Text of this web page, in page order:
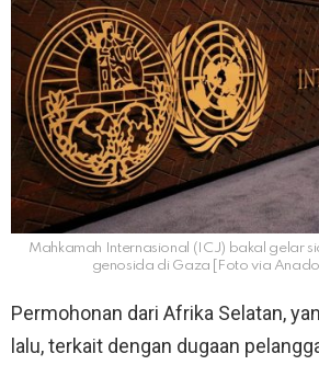
Mahkamah Internasional (ICJ) bakal gelar
genosida di Gaza [Foto via
Permohonan dari Afrika Selatan,
lalu, terkait dengan dugaan